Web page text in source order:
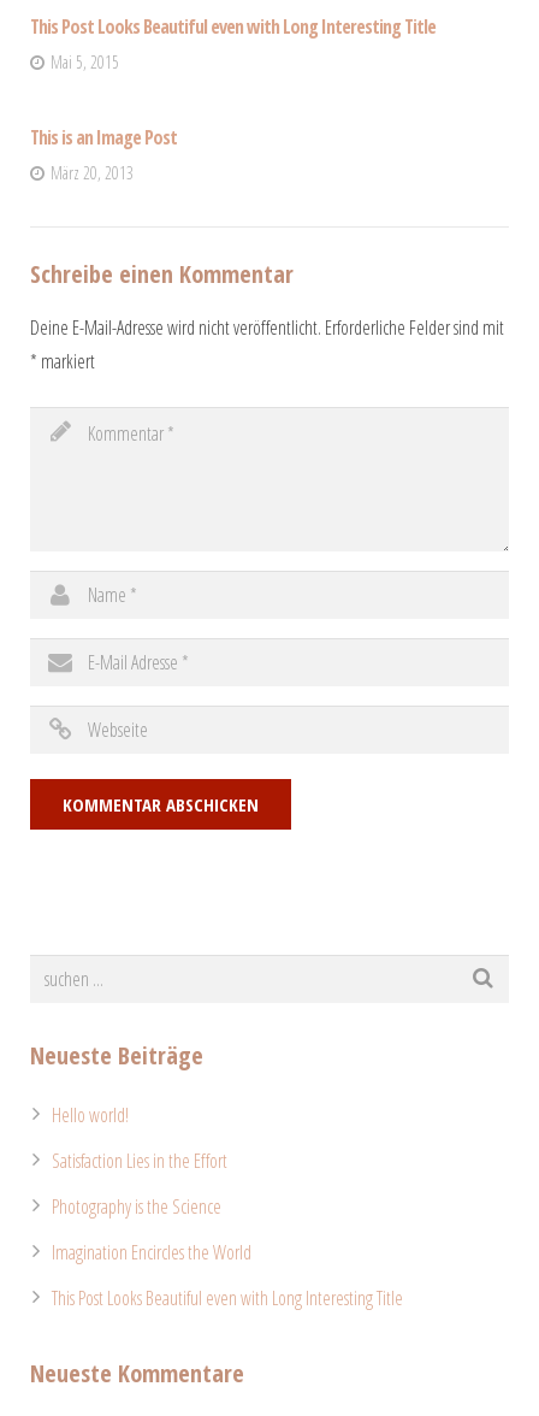
This Post Looks Beautiful even with Long Interesting Title
Mai 5, 2015
This is an Image Post
März 20, 2013
Schreibe einen Kommentar
Deine E-Mail-Adresse wird nicht veröffentlicht. Erforderliche Felder sind mit
* markiert
Neueste Beiträge
Hello world!
Satisfaction Lies in the Effort
Photography is the Science
Imagination Encircles the World
This Post Looks Beautiful even with Long Interesting Title
Neueste Kommentare